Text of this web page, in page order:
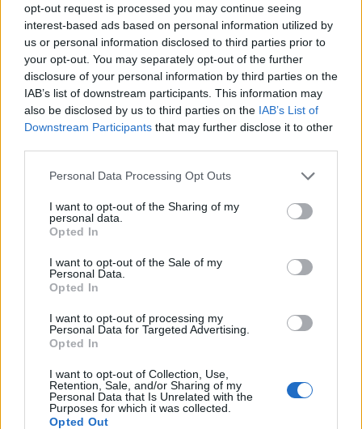
opt-out request is processed you may continue seeing
interest-based ads based on personal information utilized by
us or personal information disclosed to third parties prior to
your opt-out. You may separately opt-out of the further
disclosure of your personal information by third parties on the
IAB’s list of downstream participants. This information may
also be disclosed by us to third parties on the IAB’s List of
Downstream Participants that may further disclose it to other
Personal Data Processing Opt Outs
I want to opt-out of the Sharing of my
personal data.
Opted In
I want to opt-out of the Sale of my
Personal Data.
Opted In
I want to opt-out of processing my
Personal Data for Targeted Advertising.
Opted In
I want to opt-out of Collection, Use,
Retention, Sale, and/or Sharing of my
Personal Data that Is Unrelated with the
Purposes for which it was collected.
Opted Out
Klaipėdos pulsas
Apleistą paviljoną
atakuoja vandalai: po dar
vieno išpuolio siūloma
kreiptis į policiją (6)
Klaipėdos pulsas
Po „Vakarų ekspreso“
publikacijos nutraukiama
milijoninė sutartis su
autobusų keleivių
kontrolieriais (13)
Klaipėdos pulsas
Klaipėdoje - garsios
pakrikštytas prabangus
kruizinis laivas
Klaipėdos pulsas
užbaigė dalyviai iš 30
pasaulio šalių